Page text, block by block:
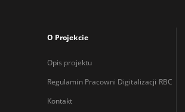
O Projekcie
Opis projektu
Regulamin Pracowni Digitalizacji RBC
Kontakt